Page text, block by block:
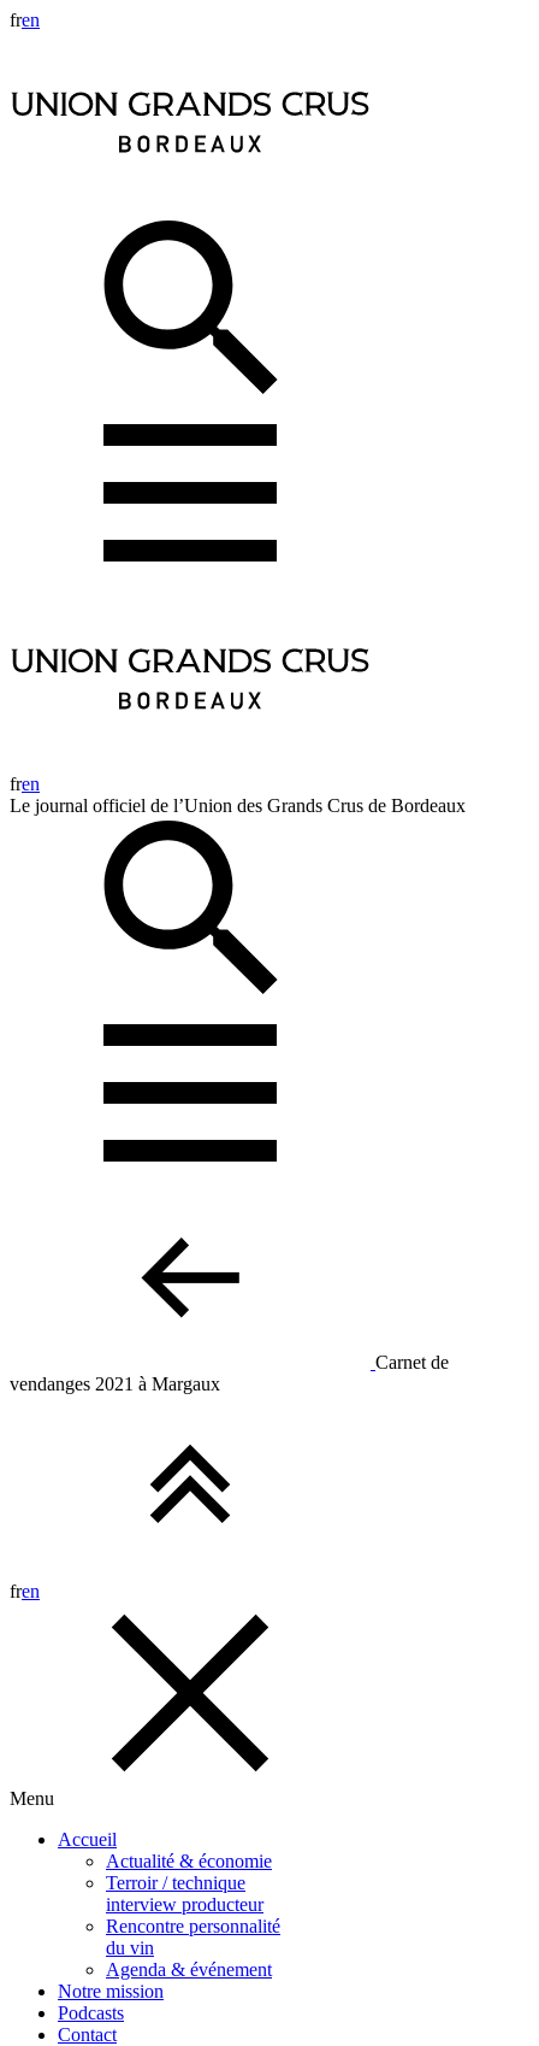
fren
fren
Le journal officiel de l’Union des Grands Crus de Bordeaux
Carnet de
vendanges 2021 à Margaux
fren
Menu
Accueil
Actualité & économie
Terroir / technique
interview producteur
Rencontre personnalité
du vin
Agenda & événement
Notre mission
Podcasts
Contact